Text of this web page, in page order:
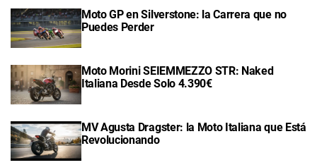
Moto GP en Silverstone: la Carrera que no
Puedes Perder
Moto Morini SEIEMMEZZO STR: Naked
Italiana Desde Solo 4.390€
MV Agusta Dragster: la Moto Italiana que Está
Revolucionando